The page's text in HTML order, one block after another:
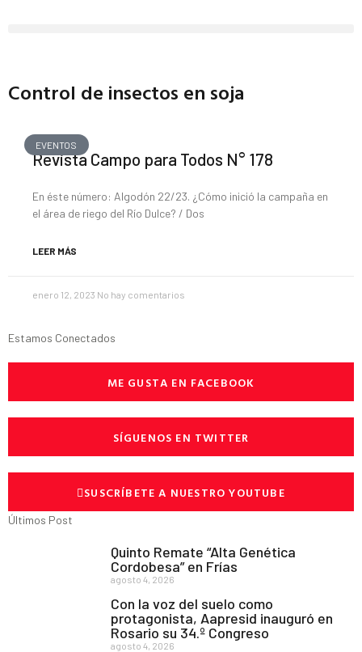
Control de insectos en soja
EVENTOS
Revista Campo para Todos N° 178
En éste número: Algodón 22/23. ¿Cómo inició la campaña en
el área de riego del Río Dulce? / Dos
LEER MÁS
enero 12, 2023 No hay comentarios
Estamos Conectados
ME GUSTA EN FACEBOOK
SÍGUENOS EN TWITTER
SUSCRÍBETE A NUESTRO YOUTUBE
Últimos Post
Quinto Remate “Alta Genética
Cordobesa” en Frías
agosto 4, 2026
Con la voz del suelo como
protagonista, Aapresid inauguró en
Rosario su 34.º Congreso
agosto 4, 2026